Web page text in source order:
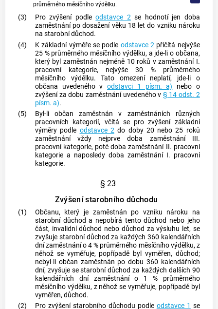
průměrného měsíčního výdělku.
(3) Pro zvýšení podleodstavce 2se hodnotí jen doba
zaměstnání po dosažení věku 18 let do vzniku nároku
na starobní důchod.
(4)
K základní výměře se podle odstavce 2 přičítá nejvýše
25 % průměrného měsíčního výdělku, a jde-li o občana,
který byl zaměstnán nejméně 10 roků v zaměstnání I.
pracovní kategorie, nejvýše 30 % průměrného
měsíčního výdělku. Tato omezení neplatí, jde-li o
občana uvedeného vodstavci 1 písm. a) nebo o
zvýšení za dobu zaměstnání uvedeného v § 14 odst. 2
písm. a).
(5)
Byl-li občan zaměstnán v zaměstnáních různých
pracovních kategorií, včítá se pro zvýšení základní
výměry podle odstavce 2do doby 20 nebo 25 roků
zaměstnání vždy nejprve doba zaměstnání III.
pracovní kategorie, poté doba zaměstnání II. pracovní
kategorie a naposledy doba zaměstnání I. pracovní
kategorie.
§ 23
Zvýšení starobního důchodu
(1)
Občanu, který je zaměstnán po vzniku nároku na
starobní důchod a nepobírá tento důchod nebo jeho
část, invalidní důchod nebo důchod za výsluhu let, se
zvyšuje starobní důchod za každých 360 kalendářních
dní zaměstnání o 4 % průměrného měsíčního výdělku, z
něhož se vyměřuje, popřípadě byl vyměřen, důchod;
nebyl-li občan zaměstnán po dobu 360 kalendářních
dní, zvyšuje se starobní důchod za každých dalších 90
kalendářních dní zaměstnání o 1 % průměrného
měsíčního výdělku, z něhož se vyměřuje, popřípadě byl
vyměřen, důchod.
(2)
Pro zvýšení starobního důchodu podle odstavce 1 se